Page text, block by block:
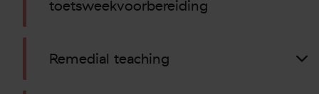
toetsweekvoorbereiding
Remedial teaching